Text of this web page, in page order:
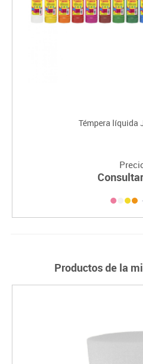
Témpera líquida
Productos de la